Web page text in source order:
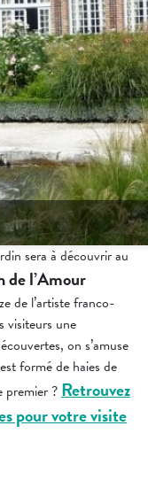
sera à découvrir au
de l’Amour
de l’artiste franco-
visiteurs une
on s’amuse
formé de haies de
premier ? Retrouvez
pour votre visite